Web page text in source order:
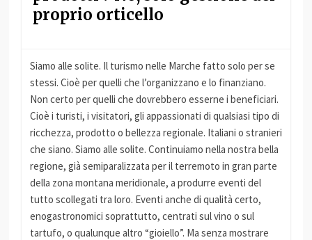
proprio orticello
Siamo alle solite. Il turismo nelle Marche fatto solo per se
stessi. Cioè per quelli che l’organizzano e lo finanziano.
Non certo per quelli che dovrebbero esserne i beneficiari.
Cioè i turisti, i visitatori, gli appassionati di qualsiasi tipo di
ricchezza, prodotto o bellezza regionale. Italiani o stranieri
che siano. Siamo alle solite. Continuiamo nella nostra bella
regione, già semiparalizzata per il terremoto in gran parte
della zona montana meridionale, a produrre eventi del
tutto scollegati tra loro. Eventi anche di qualità certo,
enogastronomici soprattutto, centrati sul vino o sul
tartufo, o qualunque altro “gioiello”. Ma senza mostrare